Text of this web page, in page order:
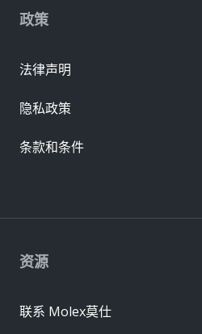
资源
联系 Molex莫仕
政策
法律声明
隐私政策
条款和条件